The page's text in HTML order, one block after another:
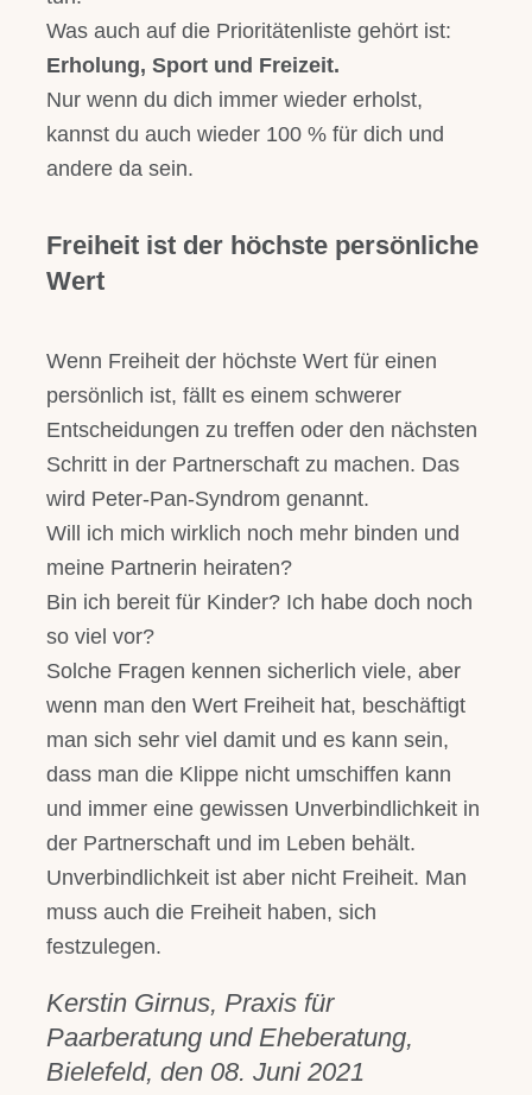
Was auch auf die Prioritätenliste gehört ist:
Erholung, Sport und Freizeit.
Nur wenn du dich immer wieder erholst,
kannst du auch wieder 100 % für dich und
andere da sein.
Freiheit ist der höchste persönliche
Wert
Wenn Freiheit der höchste Wert für einen
persönlich ist, fällt es einem schwerer
Entscheidungen zu treffen oder den nächsten
Schritt in der Partnerschaft zu machen. Das
wird Peter-Pan-Syndrom genannt.
Will ich mich wirklich noch mehr binden und
meine Partnerin heiraten?
Bin ich bereit für Kinder? Ich habe doch noch
so viel vor?
Solche Fragen kennen sicherlich viele, aber
wenn man den Wert Freiheit hat, beschäftigt
man sich sehr viel damit und es kann sein,
dass man die Klippe nicht umschiffen kann
und immer eine gewissen Unverbindlichkeit in
der Partnerschaft und im Leben behält.
Unverbindlichkeit ist aber nicht Freiheit. Man
muss auch die Freiheit haben, sich
festzulegen.
Kerstin Girnus, Praxis für
Paarberatung und Eheberatung,
Bielefeld, den 08. Juni 2021